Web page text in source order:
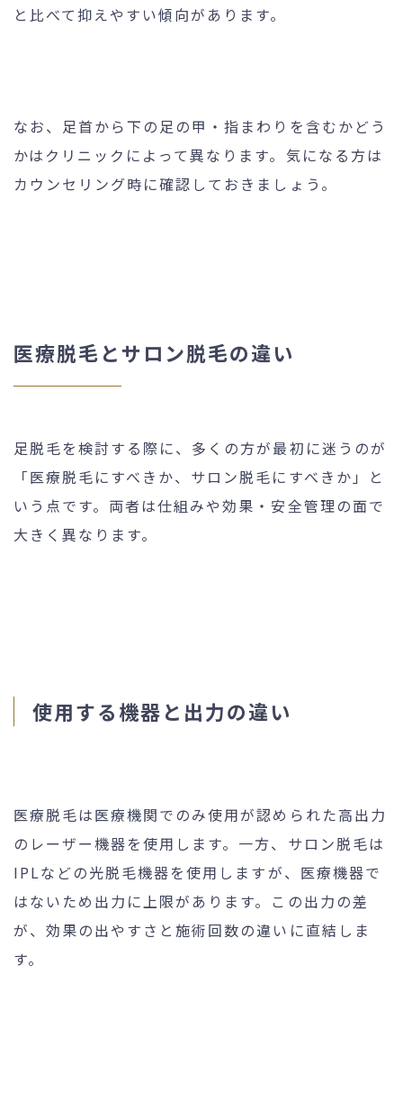
と比べて抑えやすい傾向があります。
なお、足首から下の足の甲・指まわりを含むかどう
かはクリニックによって異なります。気になる方は
カウンセリング時に確認しておきましょう。
医療脱毛とサロン脱毛の違い
足脱毛を検討する際に、多くの方が最初に迷うのが
「医療脱毛にすべきか、サロン脱毛にすべきか」と
いう点です。両者は仕組みや効果・安全管理の面で
大きく異なります。
使用する機器と出力の違い
医療脱毛は医療機関でのみ使用が認められた高出力
のレーザー機器を使用します。一方、サロン脱毛は
IPLなどの光脱毛機器を使用しますが、医療機器で
はないため出力に上限があります。この出力の差
が、効果の出やすさと施術回数の違いに直結しま
す。